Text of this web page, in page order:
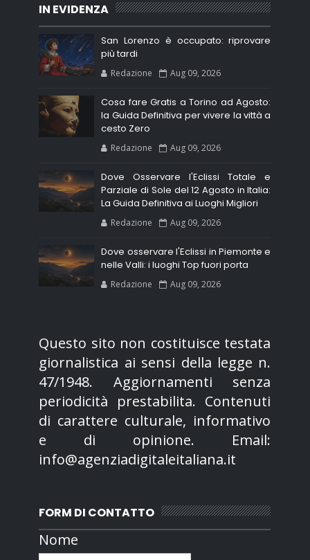
IN EVIDENZA
San Lorenzo è occupato: riprovare
più tardi
Redazione Aug 09, 2026
Cosa fare Gratis a Torino ad Agosto:
la Guida Definitiva per vivere la vittà a
cesto Zero
Redazione Aug 09, 2026
Dove Osservare l'Eclissi Totale e
Parziale di Sole del 12 Agosto in Italia:
La Guida Definitiva ai Luoghi Migliori
Redazione Aug 09, 2026
Dove osservare l'Eclissi in Piemonte e
nelle Valli: i luoghi Top fuori porta
Redazione Aug 09, 2026
Questo sito non costituisce testata
giornalistica ai sensi della legge n.
47/1948. Aggiornamenti senza
periodicità prestabilita. Contenuti
di carattere culturale, informativo
e di opinione. Email:
info@agenziadigitaleitaliana.it
FORM DI CONTATTO
Nome